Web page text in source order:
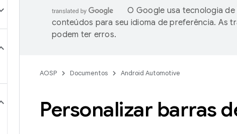
O Google usa tecnologia
conteúdos para seu idioma de preferência. As
podem ter erros.
AOSP Documentos Android Automotive
Personalizar barras